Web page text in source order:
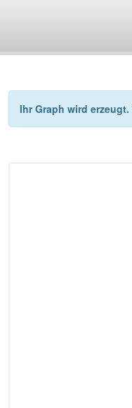
Ihr Graph wird erzeugt.